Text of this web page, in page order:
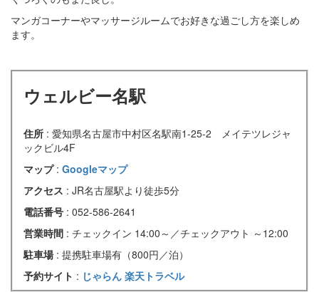
マンガコーナーやマッサージルームでお好きな過ごし方を楽しめ
ます。
ウェルビー名駅
住所 : 愛知県名古屋市中村区名駅南1-25-2 メイテツレジャ
ックビル4F
マップ : Googleマップ
アクセス : JR名古屋駅より徒歩5分
電話番号 : 052-586-2641
営業時間 : チェックイン 14:00～／チェックアウト ～12:00
駐車場 : 提携駐車場有（800円／泊）
予約サイト : じゃらん 楽天トラベル